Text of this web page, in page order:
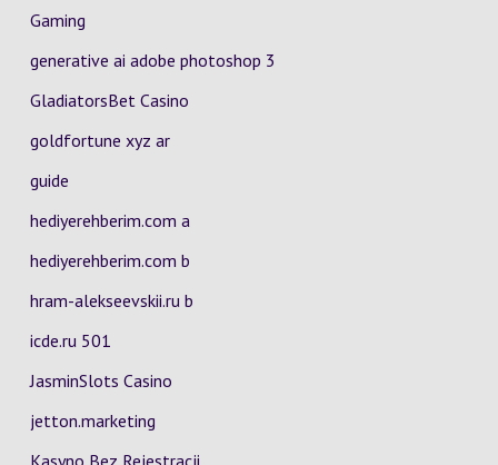
Gaming
generative ai adobe photoshop 3
GladiatorsBet Casino
goldfortune xyz ar
guide
hediyerehberim.com a
hediyerehberim.com b
hram-alekseevskii.ru b
icde.ru 501
JasminSlots Casino
jetton.marketing
Kasyno Bez Rejestracji